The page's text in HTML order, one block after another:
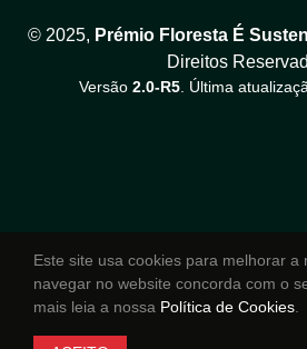
© 2025, Prémio Floresta É
Direitos
Versão 2.0-R5. Última
Este site usa cookies para melhorar a
navegar no website concorda com o
mais leia a nossa Política de Cookies